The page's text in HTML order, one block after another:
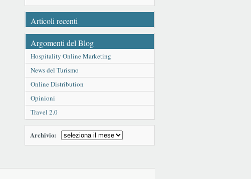
Articoli recenti
Argomenti del Blog
Hospitality Online Marketing
News del Turismo
Online Distribution
Opinioni
Travel 2.0
Archivio: